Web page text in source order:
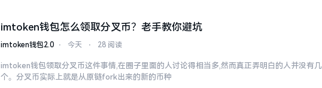
imtoken钱包怎么领取分叉币？老手教你避坑
imtoken钱包2.0 ⋅ 今天 ⋅ 28 阅读
imtoken钱包领取分叉币这件事情,在圈子里面的人讨论得相当多,然而真正弄明白的人并没有几
个。分叉币实际上就是从原链fork出来的新的币种